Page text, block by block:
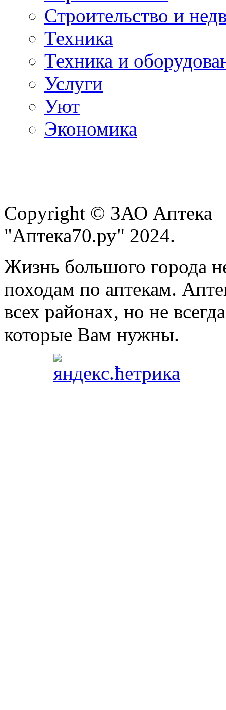
Строительство и
Техника
Техника и
Услуги
Уют
Экономика
Copyright © ЗАО Аптека
"Аптека70.ру" 2024.
Жизнь большого города
походам по аптекам.
всех районах, но не
которые Вам нужны.